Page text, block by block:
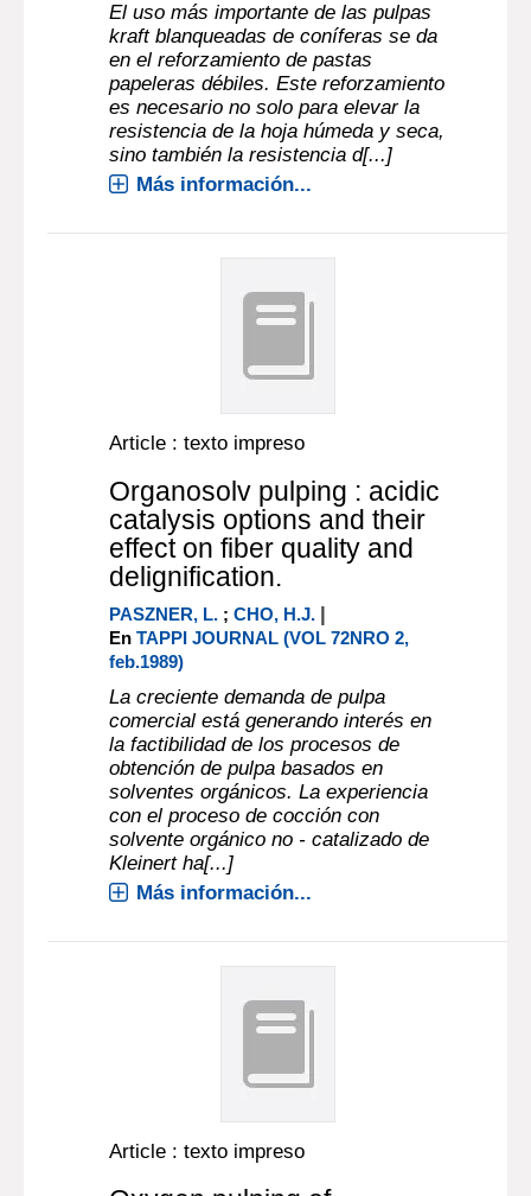
El uso más importante de las pulpas
kraft blanqueadas de coníferas se da
en el reforzamiento de pastas
papeleras débiles. Este reforzamiento
es necesario no solo para elevar la
resistencia de la hoja húmeda y seca,
sino también la resistencia d[...]
Más información...
Article : texto impreso
Organosolv pulping : acidic
catalysis options and their
effect on fiber quality and
delignification.
PASZNER, L. ;CHO, H.J. |
EnTAPPI JOURNAL (VOL 72NRO 2,
feb.1989)
La creciente demanda de pulpa
comercial está generando interés en
la factibilidad de los procesos de
obtención de pulpa basados en
solventes orgánicos. La experiencia
con el proceso de cocción con
solvente orgánico no - catalizado de
Kleinert ha[...]
Más información...
Article : texto impreso